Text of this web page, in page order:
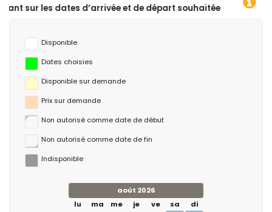
et de départ souhaitées !
Disponible
Dates choisies
Disponible sur demande
Prix ​​sur demande
Non autorisé comme date de début
Non autorisé comme date de fin
Indisponible
août 2026
lu
ma me je ve sa
di